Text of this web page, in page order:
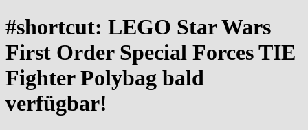
#shortcut: LEGO Star Wars
First Order Special Forces TIE
Fighter Polybag bald
verfügbar!